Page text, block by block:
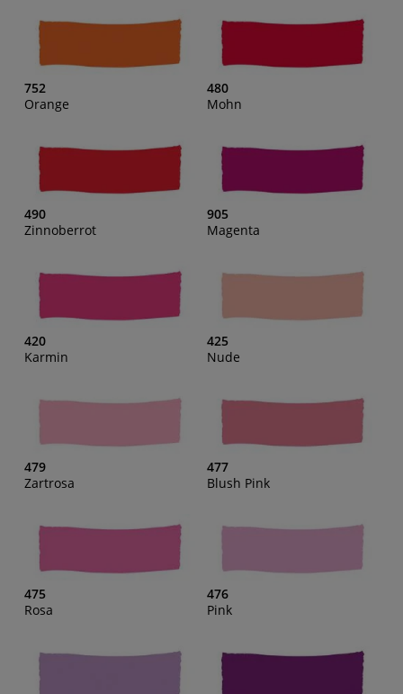
752
Orange
480
Mohn
490
Zinnoberrot
905
Magenta
420
Karmin
425
Nude
479
Zartrosa
477
Blush Pink
475
Rosa
476
Pink